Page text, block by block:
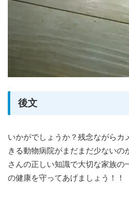
後文
いかがでしょうか？残念ながらカ
きる動物病院がまだまだ少ないの
さんの正しい知識で大切な家族の
の健康を守ってあげましょう！！